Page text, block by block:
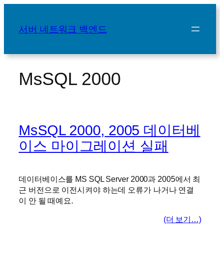
바
서버 네트워크 백엔드
MsSQL 2000
MsSQL 2000, 2005 데이터베
이스 마이그레이션 실패
데이터베이스를 MS SQL Server 2000과 2005에서 최
근 버전으로 이전시켜야 하는데 오류가 나거나 연결
이 안 될 때예요.
(더 보기…)